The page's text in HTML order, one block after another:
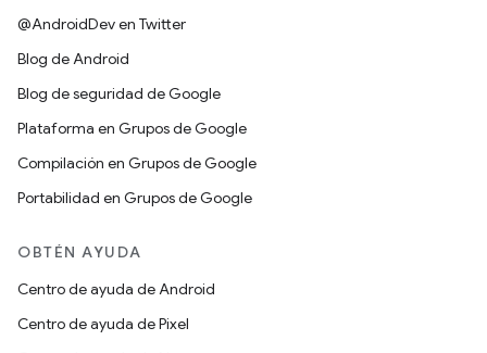
@AndroidDev en Twitter
Blog de Android
Blog de seguridad de Google
Plataforma en Grupos de Google
Compilación en Grupos de Google
Portabilidad en Grupos de Google
OBTÉN AYUDA
Centro de ayuda de Android
Centro de ayuda de Pixel